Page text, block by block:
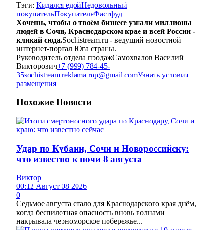
Тэги: Кидался едойНедовольный
покупательПокупательФастфуд
Хочешь, чтобы о твоём бизнесе узнали миллионы
людей в Сочи, Краснодарском крае и всей России -
кликай сюда.Sochistream.ru - ведущий новостной
интернет-портал Юга страны.
Руководитель отдела продажСамохвалов Василий
Викторович+7 (999) 784-45-
35sochistream.reklama.rop@gmail.comУзнать условия
размещения
Похожие Новости
Удар по Кубани, Сочи и Новороссийску:
что известно к ночи 8 августа
Виктор
00:12 Август 08 2026
0
Седьмое августа стало для Краснодарского края днём,
когда беспилотная опасность вновь волнами
накрывала черноморское побережье...